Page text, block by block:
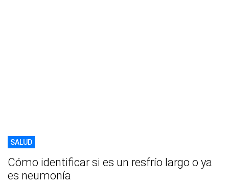
SALUD
Cómo identificar si es un resfrío largo o ya
es neumonía